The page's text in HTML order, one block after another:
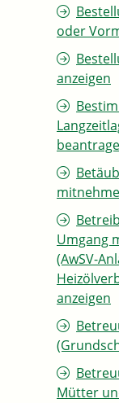
oder
anzeigen
Umgang
(AwSV-
anzeigen
Mütter